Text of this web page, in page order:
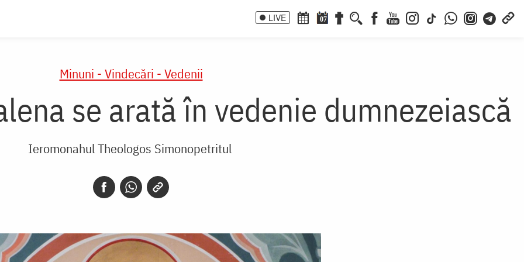
LIVE 07
Minuni - Vindecări - Vedenii
se arată în vedenie dumnezeiască
Ieromonahul Theologos Simonopetritul